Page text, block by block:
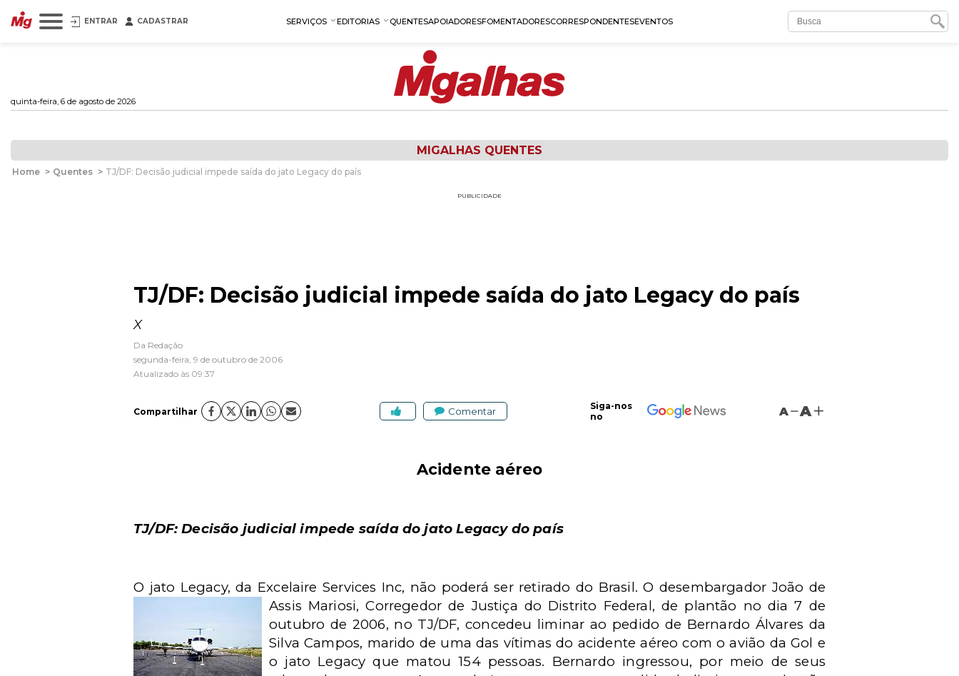
ENTRAR CADASTRAR SERVIÇOS EDITORIAS QUENTESAPOIADORESFOMENTADORESCORRESPONDENTESEVENTOS
quinta-feira, 6 de agosto de 2026
MIGALHAS QUENTES
Home > Quentes > TJ/DF: Decisão judicial impede saída do jato Legacy do país
PUBLICIDADE
TJ/DF: Decisão judicial impede saída do jato Legacy do país
X
Da Redação
segunda-feira, 9 de outubro de 2006
Atualizado às 09:37
Compartilhar Comentar
Siga-nos
no
A A
Acidente aéreo
TJ/DF: Decisão judicial impede saída do jato Legacy do país
O jato Legacy, da Excelaire Services Inc, não poderá ser retirado do Brasil. O desembargador João de
Assis Mariosi, Corregedor de Justiça do Distrito Federal, de plantão no dia 7 de
outubro de 2006, no TJ/DF, concedeu liminar ao pedido de Bernardo Álvares da
Silva Campos, marido de uma das vítimas do acidente aéreo com o avião da Gol e
o jato Legacy que matou 154 pessoas. Bernardo ingressou, por meio de seus